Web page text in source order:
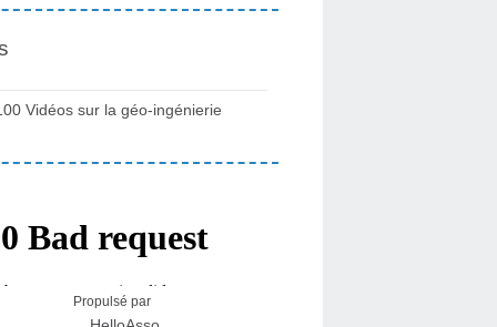
Vidéos sur la géo-ingénierie
Propulsé par